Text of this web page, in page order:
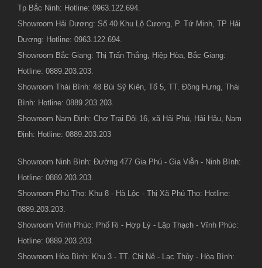
Tp Bắc Ninh: Hotline: 0963.122.694.
Showroom Hải Dương: Số 40 Khu Lộ Cương, P. Tứ Minh, TP Hải
Dương: Hotline: 0963.122.694.
Showroom Bắc Giang: Thị Trấn Thắng, Hiệp Hòa, Bắc Giang:
Hotline: 0889.203.203.
Showroom Thái Bình: 48 Bùi Sỹ Kiên, Tổ 5, TT. Đông Hưng, Thái
Bình: Hotline: 0889.203.203.
Showroom Nam Định: Chợ Trại Đội 16, xã Hải Phú, Hải Hậu, Nam
Định: Hotline: 0889.203.203
Showroom Ninh Bình: Đường 477 Gia Phú - Gia Viễn - Ninh Bình:
Hotline: 0889.203.203.
Showroom Phú Thọ: Khu 8 - Hà Lộc - Thị Xã Phú Thọ: Hotline:
0889.203.203.
Showroom Vĩnh Phúc: Phố Ri - Hợp Lý - Lập Thạch - Vĩnh Phúc:
Hotline: 0889.203.203.
Showroom Hòa Bình: Khu 3 - TT. Chi Nê - Lạc Thủy - Hòa Bình: